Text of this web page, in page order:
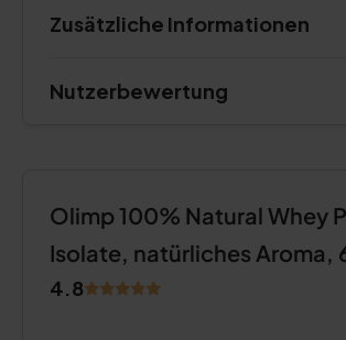
Zusätzliche Informationen
Nutzerbewertung
Olimp 100% Natural Whey
Isolate, natürliches Aroma,
4.8